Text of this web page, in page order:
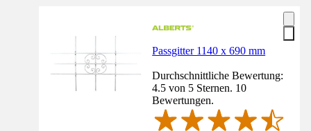
Passgitter 1140 x 690 mm
Durchschnittliche Bewertung:
4.5 von 5 Sternen. 10
Bewertungen.